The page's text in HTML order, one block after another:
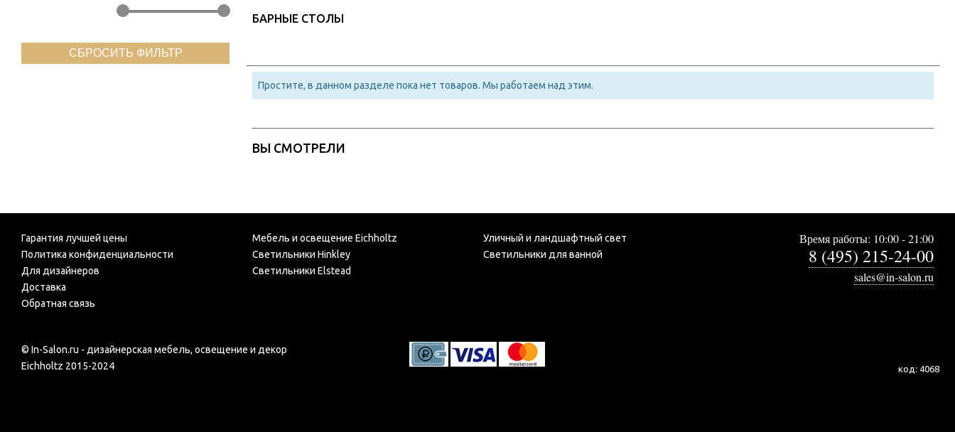
СБРОСИТЬ ФИЛЬТР
БАРНЫЕ СТОЛЫ
Простите, в данном разделе пока нет товаров. Мы работаем над этим.
ВЫ СМОТРЕЛИ
Гарантия лучшей цены
Политика конфиденциальности
Для дизайнеров
Доставка
Обратная связь
Мебель и освещение Eichholtz
Светильники Hinkley
Светильники Elstead
Уличный и ландшафтный свет
Светильники для ванной
Время работы: 10:00 - 21:00
8 (495) 215-24-00
sales@in-salon.ru
© In-Salon.ru - дизайнерская мебель, освещение и декор
Eichholtz 2015-2024
код: 4068